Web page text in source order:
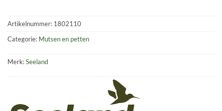
Artikelnummer: 1802110
Categorie: Mutsen en petten
Merk:Seeland